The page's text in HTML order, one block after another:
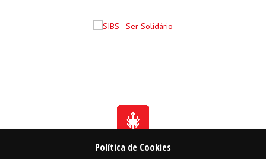
Política de Cookies